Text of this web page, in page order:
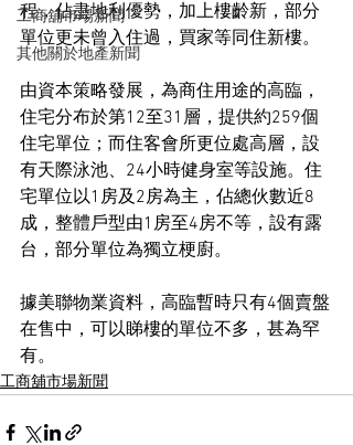
工商舖市場新聞
其他關於地產新聞
程，佔盡地利優勢，加上樓齡新，部分
單位更未曾入住過，買家等同住新樓。
由資本策略發展，為商住用途的高臨，
住宅分布於第12至31層，提供約259個
住宅單位；而住客會所更位處高層，設
有天際泳池、24小時健身室等設施。住
宅單位以1房及2房為主，佔總伙數近8
成，整體戶型由1房至4房不等，設有露
台，部分單位為獨立梗廚。
據美聯物業資料，高臨暫時只有4個賣盤
在售中，可以睇樓的單位不多，甚為罕
有。
工商舖市場新聞